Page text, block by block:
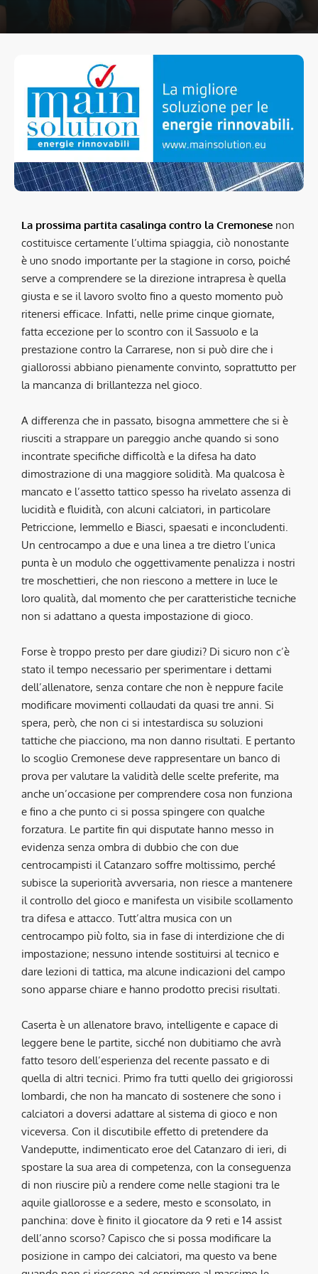
La prossima partita casalinga contro la Cremonese non
costituisce certamente l’ultima spiaggia, ciò nonostante
è uno snodo importante per la stagione in corso, poiché
serve a comprendere se la direzione intrapresa è quella
giusta e se il lavoro svolto fino a questo momento può
ritenersi efficace. Infatti, nelle prime cinque giornate,
fatta eccezione per lo scontro con il Sassuolo e la
prestazione contro la Carrarese, non si può dire che i
giallorossi abbiano pienamente convinto, soprattutto per
la mancanza di brillantezza nel gioco.
A differenza che in passato, bisogna ammettere che si è
riusciti a strappare un pareggio anche quando si sono
incontrate specifiche difficoltà e la difesa ha dato
dimostrazione di una maggiore solidità. Ma qualcosa è
mancato e l’assetto tattico spesso ha rivelato assenza di
lucidità e fluidità, con alcuni calciatori, in particolare
Petriccione, Iemmello e Biasci, spaesati e inconcludenti.
Un centrocampo a due e una linea a tre dietro l’unica
punta è un modulo che oggettivamente penalizza i nostri
tre moschettieri, che non riescono a mettere in luce le
loro qualità, dal momento che per caratteristiche tecniche
non si adattano a questa impostazione di gioco.
Forse è troppo presto per dare giudizi? Di sicuro non c’è
stato il tempo necessario per sperimentare i dettami
dell’allenatore, senza contare che non è neppure facile
modificare movimenti collaudati da quasi tre anni. Si
spera, però, che non ci si intestardisca su soluzioni
tattiche che piacciono, ma non danno risultati. E pertanto
lo scoglio Cremonese deve rappresentare un banco di
prova per valutare la validità delle scelte preferite, ma
anche un’occasione per comprendere cosa non funziona
e fino a che punto ci si possa spingere con qualche
forzatura. Le partite fin qui disputate hanno messo in
evidenza senza ombra di dubbio che con due
centrocampisti il Catanzaro soffre moltissimo, perché
subisce la superiorità avversaria, non riesce a mantenere
il controllo del gioco e manifesta un visibile scollamento
tra difesa e attacco. Tutt’altra musica con un
centrocampo più folto, sia in fase di interdizione che di
impostazione; nessuno intende sostituirsi al tecnico e
dare lezioni di tattica, ma alcune indicazioni del campo
sono apparse chiare e hanno prodotto precisi risultati.
Caserta è un allenatore bravo, intelligente e capace di
leggere bene le partite, sicché non dubitiamo che avrà
fatto tesoro dell’esperienza del recente passato e di
quella di altri tecnici. Primo fra tutti quello dei grigiorossi
lombardi, che non ha mancato di sostenere che sono i
calciatori a doversi adattare al sistema di gioco e non
viceversa. Con il discutibile effetto di pretendere da
Vandeputte, indimenticato eroe del Catanzaro di ieri, di
spostare la sua area di competenza, con la conseguenza
di non riuscire più a rendere come nelle stagioni tra le
aquile giallorosse e a sedere, mesto e sconsolato, in
panchina: dove è finito il giocatore da 9 reti e 14 assist
dell’anno scorso? Capisco che si possa modificare la
posizione in campo dei calciatori, ma questo va bene